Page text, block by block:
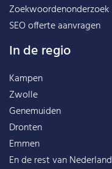
Zoekwoordenonderzoek
SEO offerte aanvragen
In de regio
Kampen
Zwolle
Genemuiden
Dronten
Emmen
En de rest vanNederland